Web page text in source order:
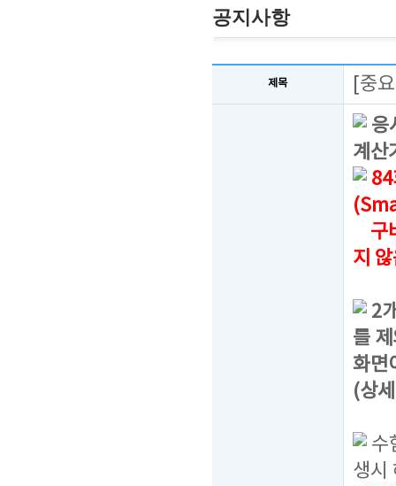
공지사항
제목
[중
응
계산
84
구
지
2
를
화면
(상
수
생시